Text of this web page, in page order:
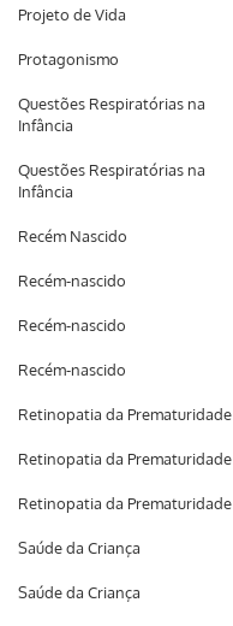
Projeto de Vida
Protagonismo
Questões Respiratórias na
Infância
Questões Respiratórias na
Infância
Recém Nascido
Recém-nascido
Recém-nascido
Recém-nascido
Retinopatia da Prematuridade
Retinopatia da Prematuridade
Retinopatia da Prematuridade
Saúde da Criança
Saúde da Criança